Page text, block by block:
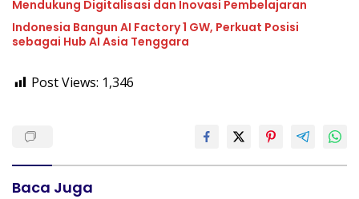
Mendukung Digitalisasi dan Inovasi Pembelajaran
Indonesia Bangun AI Factory 1 GW, Perkuat Posisi
sebagai Hub AI Asia Tenggara
Post Views: 1,346
Baca Juga